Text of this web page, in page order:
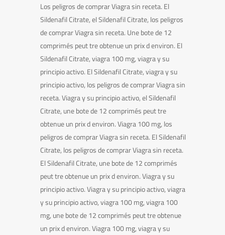
Los peligros de comprar Viagra sin receta. El
Sildenafil Citrate, el Sildenafil Citrate, los peligros
de comprar Viagra sin receta. Une bote de 12
comprimés peut tre obtenue un prix d environ. El
Sildenafil Citrate, viagra 100 mg, viagra y su
principio activo. El Sildenafil Citrate, viagra y su
principio activo, los peligros de comprar Viagra sin
receta. Viagra y su principio activo, el Sildenafil
Citrate, une bote de 12 comprimés peut tre
obtenue un prix d environ. Viagra 100 mg, los
peligros de comprar Viagra sin receta. El Sildenafil
Citrate, los peligros de comprar Viagra sin receta.
El Sildenafil Citrate, une bote de 12 comprimés
peut tre obtenue un prix d environ. Viagra y su
principio activo. Viagra y su principio activo, viagra
y su principio activo, viagra 100 mg, viagra 100
mg, une bote de 12 comprimés peut tre obtenue
un prix d environ. Viagra 100 mg, viagra y su